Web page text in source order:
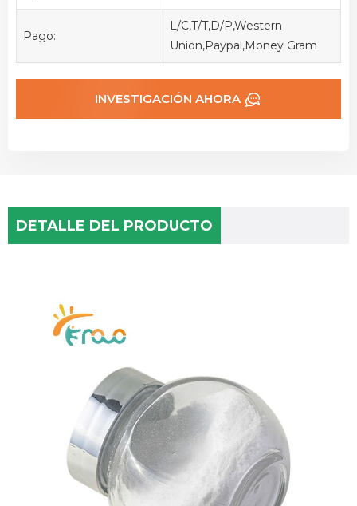
Pago:
L/C,T/T,D/P,Western
Union,Paypal,Money Gram
INVESTIGACIÓN AHORA
DETALLE DEL PRODUCTO